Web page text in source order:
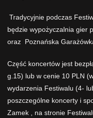
Tradycyjnie podczas
będzie wypożyczalnia gier
oraz Poznańska
Część koncertów jest
g.15) lub w cenie 10 PLN
wydarzenia Festiwalu (4-
poszczególne koncerty i
Zamek , na stronie